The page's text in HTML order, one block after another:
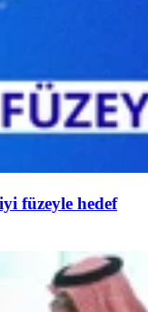
füzeyle hedef